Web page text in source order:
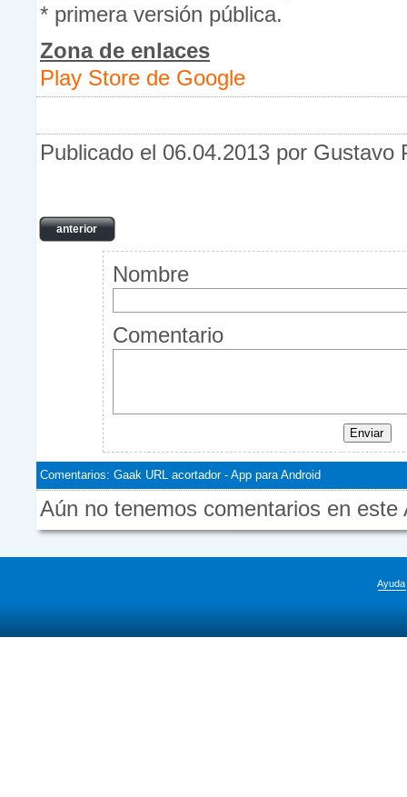
* primera versión pública.
Zona de enlaces
Play Store de Google
Publicado el 06.04.2013 por Gustavo
anterior
Nombre
Comentario
Comentarios: Gaak URL acortador - App para Android
Aún no tenemos comentarios en
Ayuda